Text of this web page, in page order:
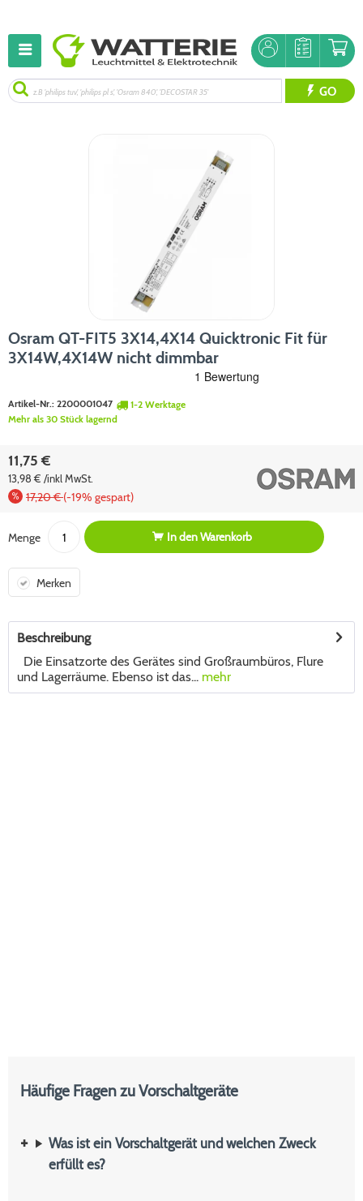
GO
Osram QT-FIT5 3X14,4X14 Quicktronic Fit für
3X14W,4X14W nicht dimmbar
Artikel-Nr.: 2200001047
1-2 Werktage
Mehr als 30 Stück lagernd
11,75 €
13,98 € /inkl MwSt.
17,20 €(-19% gespart)
Menge In denWarenkorb
Merken
Beschreibung
Die Einsatzorte des Gerätes sind Großraumbüros, Flure
und Lagerräume. Ebenso ist das... mehr
Häufige Fragen zu Vorschaltgeräte
Was ist ein Vorschaltgerät und welchen Zweck
erfüllt es?